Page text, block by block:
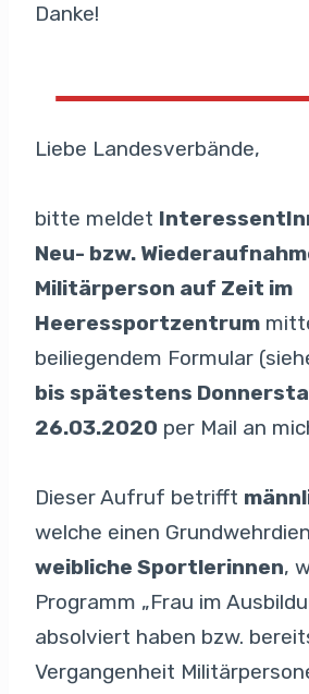
Danke!
Liebe Landesverbände,
bitte meldet
Neu- bzw.
Militärperson auf Zeit im
Heeressportzentrum
beiliegendem Formular
bis spätestens
26.03.2020 per Mail an
Dieser Aufruf betrifft
welche einen
weibliche Sportlerinnen,
Programm „Frau im
absolviert haben bzw.
Vergangenheit